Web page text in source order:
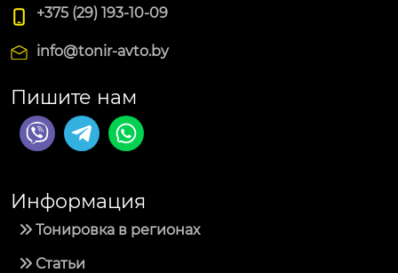
+375 (29) 193-10-09
info@tonir-avto.by
Пишите нам
Информация
Тонировка в регионах
Статьи